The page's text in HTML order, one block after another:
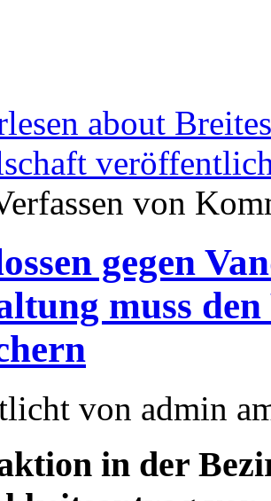
about
von
gegen
muss
von admin
in der